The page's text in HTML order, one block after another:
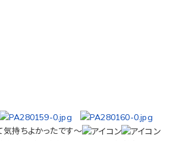
気持ちよかったです～